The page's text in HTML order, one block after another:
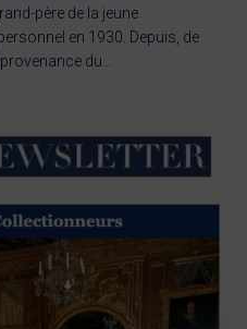
père de la jeune
en 1930. Depuis, de
du…